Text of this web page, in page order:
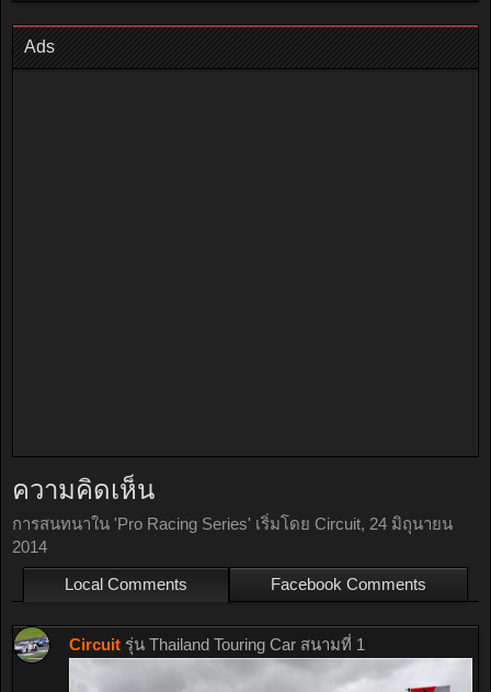
Ads
ความคิดเห็น
การสนทนาใน 'Pro Racing Series' เริ่มโดย Circuit, 24 มิถุนายน
2014
Local Comments
Facebook Comments
Circuit รุ่น Thailand Touring Car สนามที่ 1